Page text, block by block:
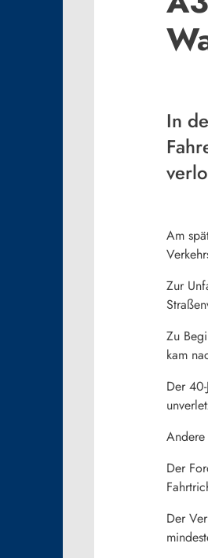
In
Am
Zur
Zu
kam
Der
Andere
Der
Der